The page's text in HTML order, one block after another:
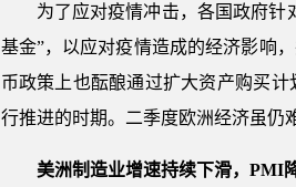
为了应对疫情冲击，各国政府针
基金”，以应对疫情造成的经济影响
币政策上也酝酿通过扩大资产购买
行推进的时期。二季度欧洲经济虽仍
美洲制造业增速持续下滑，PMI